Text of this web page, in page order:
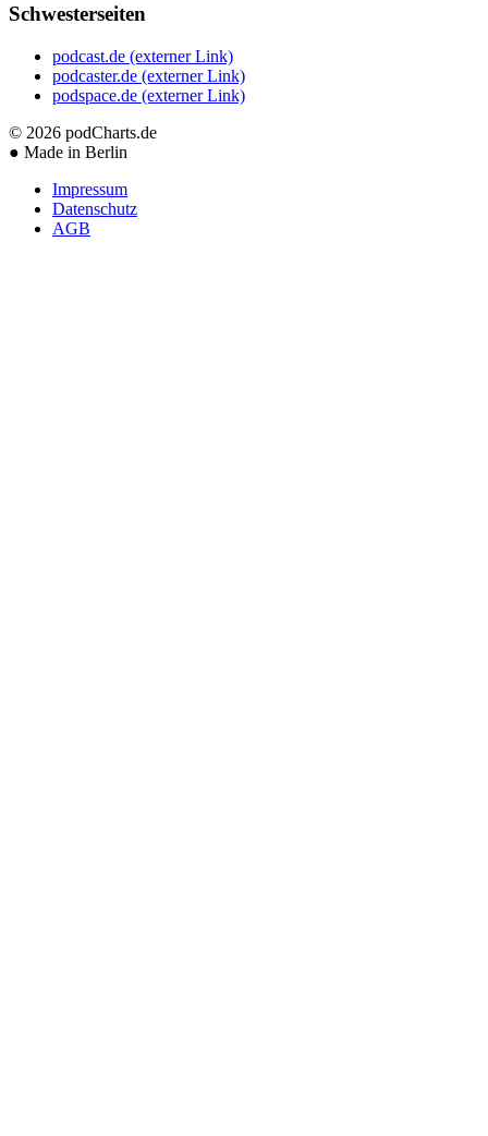
Schwesterseiten
podcast.de (externer Link)
podcaster.de (externer Link)
podspace.de (externer Link)
© 2026 podCharts.de
● Made in Berlin
Impressum
Datenschutz
AGB